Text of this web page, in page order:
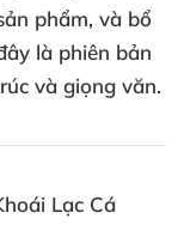
phẩm, và bổ
là phiên bản
và giọng văn.
Lạc Cá